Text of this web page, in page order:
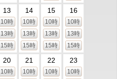
13
10時
13時
15時
14
10時
13時
15時
15
10時
13時
15時
16
10時
13時
15時
20
10時
21
10時
22
10時
23
10時